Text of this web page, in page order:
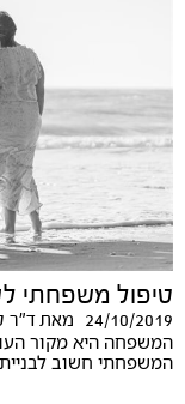
טיפול משפחתי
24/10/2019 מאתד"ר
המשפחה היא מקור
המשפחתי חשוב